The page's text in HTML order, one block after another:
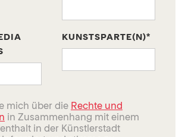
KUNSTSPARTE(N)*
mich über die Rechte und
in Zusammenhang mit einem
in der Künstlerstadt